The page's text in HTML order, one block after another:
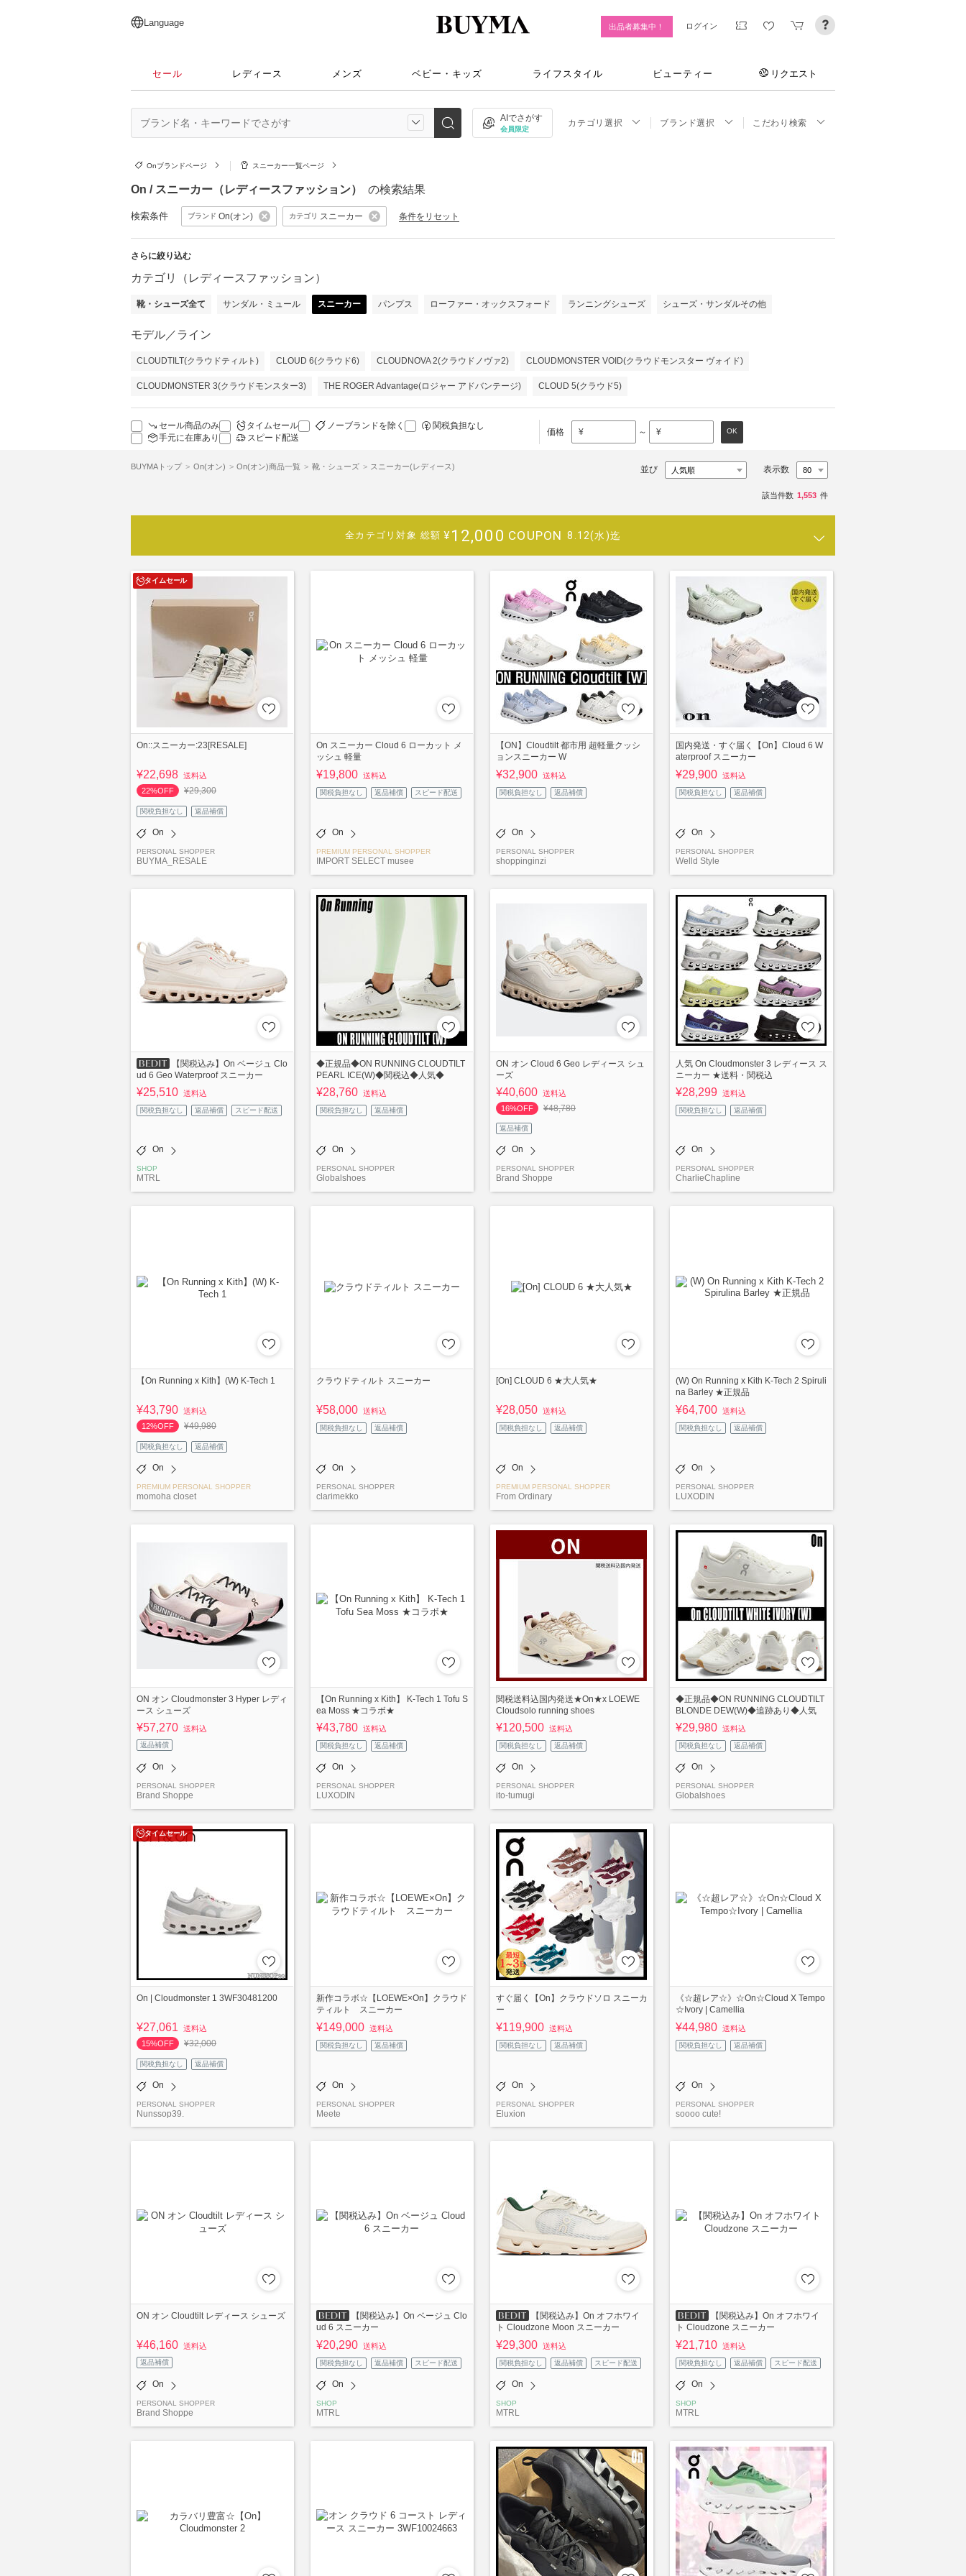
日本語
English
简体中文
繁體中文
Language 出品者募集中！ ログイン
セール レディース メンズ ベビー・キッズ ライフスタイル ビューティー リクエスト
AIでさがす
会員限定
カテゴリ選択 ブランド選択 こだわり検索
Onブランドページ スニーカー一覧ページ
On / スニーカー（レディースファッション） の検索結果
検索条件 ブランド On(オン) カテゴリ スニーカー 条件をリセット
さらに絞り込む
カテゴリ（レディースファッション）
靴・シューズ全て サンダル・ミュール スニーカー パンプス ローファー・オックスフォード ランニングシューズ シューズ・サンダルその他
モデル／ライン
CLOUDTILT(クラウドティルト) CLOUD 6(クラウド6) CLOUDNOVA 2(クラウドノヴァ2) CLOUDMONSTER VOID(クラウドモンスター ヴォイド)
CLOUDMONSTER 3(クラウドモンスター3) THE ROGER Advantage(ロジャー アドバンテージ) CLOUD 5(クラウド5)
セール商品のみ タイムセール ノーブランドを除く
関税負担なし
手元に在庫あり
スピード配送
価格 ¥ ～ ¥ OK
BUYMAトップ On(オン) On(オン)商品一覧 靴・シューズ スニーカー(レディース) 並び 表示数
該当件数 1,553 件
全カテゴリ対象 総額 ¥12,000 COUPON 8.12(水)迄
タイムセール
On::スニーカー:23[RESALE]
¥22,698 送料込
22%OFF
¥29,300
関税負担なし 返品補償
On
PERSONAL SHOPPER
BUYMA_RESALE
On スニーカー Cloud 6 ローカット メ
ッシュ 軽量
¥19,800 送料込
関税負担なし 返品補償 スピード配送
On
PREMIUM PERSONAL SHOPPER
IMPORT SELECT musee
【ON】Cloudtilt 都市用 超軽量クッシ
ョンスニーカー W
¥32,900 送料込
関税負担なし 返品補償
On
PERSONAL SHOPPER
shoppinginzi
国内発送・すぐ届く【On】Cloud 6 W
aterproof スニーカー
¥29,900 送料込
関税負担なし 返品補償
On
PERSONAL SHOPPER
Welld Style
【関税込み】On ベージュ Clo
ud 6 Geo Waterproof スニーカー
¥25,510 送料込
関税負担なし 返品補償 スピード配送
On
SHOP
MTRL
◆正規品◆ON RUNNING CLOUDTILT
PEARL ICE(W)◆関税込◆人気◆
¥28,760 送料込
関税負担なし 返品補償
On
PERSONAL SHOPPER
Globalshoes
ON オン Cloud 6 Geo レディース シュ
ーズ
¥40,600 送料込
16%OFF
¥48,780
返品補償
On
PERSONAL SHOPPER
Brand Shoppe
人気 On Cloudmonster 3 レディース ス
ニーカー ★送料・関税込
¥28,299 送料込
関税負担なし 返品補償
On
PERSONAL SHOPPER
CharlieChapline
【On Running x Kith】(W) K-Tech 1
¥43,790 送料込
12%OFF
¥49,980
関税負担なし 返品補償
On
PREMIUM PERSONAL SHOPPER
momoha closet
クラウドティルト スニーカー
¥58,000 送料込
関税負担なし 返品補償
On
PERSONAL SHOPPER
clarimekko
[On] CLOUD 6 ★大人気★
¥28,050 送料込
関税負担なし 返品補償
On
PREMIUM PERSONAL SHOPPER
From Ordinary
(W) On Running x Kith K-Tech 2 Spiruli
na Barley ★正規品
¥64,700 送料込
関税負担なし 返品補償
On
PERSONAL SHOPPER
LUXODIN
ON オン Cloudmonster 3 Hyper レディ
ース シューズ
¥57,270 送料込
返品補償
On
PERSONAL SHOPPER
Brand Shoppe
【On Running x Kith】 K-Tech 1 Tofu S
ea Moss ★コラボ★
¥43,780 送料込
関税負担なし 返品補償
On
PERSONAL SHOPPER
LUXODIN
関税送料込国内発送★On★x LOEWE
Cloudsolo running shoes
¥120,500 送料込
関税負担なし 返品補償
On
PERSONAL SHOPPER
ito-tumugi
◆正規品◆ON RUNNING CLOUDTILT
BLONDE DEW(W)◆追跡あり◆人気
¥29,980 送料込
関税負担なし 返品補償
On
PERSONAL SHOPPER
Globalshoes
タイムセール
On | Cloudmonster 1 3WF30481200
¥27,061
送料込
15%OFF
¥32,000
関税負担なし 返品補償
On
PERSONAL SHOPPER
Nunssop39.
新作コラボ☆【LOEWE×On】クラウド
ティルト スニーカー
¥149,000 送料込
関税負担なし 返品補償
On
PERSONAL SHOPPER
Meete
すぐ届く【On】クラウドソロ スニーカ
ー
¥119,900 送料込
関税負担なし 返品補償
On
PERSONAL SHOPPER
Eluxion
《☆超レア☆》☆On☆Cloud X Tempo
☆Ivory | Camellia
¥44,980 送料込
関税負担なし 返品補償
On
PERSONAL SHOPPER
soooo cute!
ON オン Cloudtilt レディース シューズ
¥46,160 送料込
返品補償
On
PERSONAL SHOPPER
Brand Shoppe
【関税込み】On ベージュ Clo
ud 6 スニーカー
¥20,290 送料込
関税負担なし 返品補償 スピード配送
On
SHOP
MTRL
【関税込み】On オフホワイ
ト Cloudzone Moon スニーカー
¥29,300 送料込
関税負担なし 返品補償 スピード配送
On
SHOP
MTRL
【関税込み】On オフホワイ
ト Cloudzone スニーカー
¥21,710 送料込
関税負担なし 返品補償 スピード配送
On
SHOP
MTRL